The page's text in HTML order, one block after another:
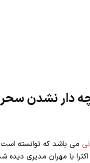
نشدن
می باشد که توانسته است
با مهران مدیری دیده